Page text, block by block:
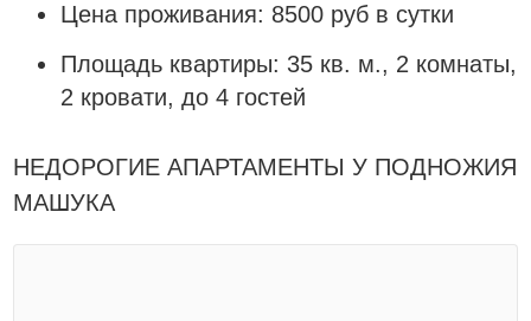
Цена проживания: 8500 руб в сутки
Площадь квартиры: 35 кв. м., 2 комнаты,
2 кровати, до 4 гостей
НЕДОРОГИЕ АПАРТАМЕНТЫ У ПОДНОЖИЯ
МАШУКА